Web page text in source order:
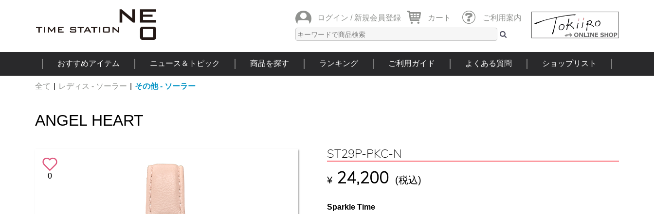
ログイン / 新規会員登録 カート ご利用案内
おすすめアイテム ニュース＆トピック 商品を探す ランキング ご利用ガイド よくある質問 ショップリスト
全て レディス - ソーラー その他 - ソーラー
ANGEL HEART
0
ST29P-PKC-N
¥ 24,200 (税込)
Sparkle Time